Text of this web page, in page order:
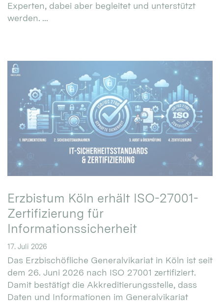
Experten, dabei aber begleitet und unterstützt
werden. ...
Erzbistum Köln erhält ISO-27001-
Zertifizierung für
Informationssicherheit
17. Juli 2026
Das Erzbischöfliche Generalvikariat in Köln ist seit
dem 26. Juni 2026 nach ISO 27001 zertifiziert.
Damit bestätigt die Akkreditierungsstelle, dass
Daten und Informationen im Generalvikariat